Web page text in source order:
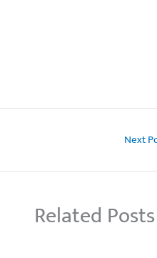
Next
Related Posts